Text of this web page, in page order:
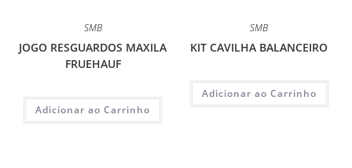
SMB
JOGO RESGUARDOS MAXILA
FRUEHAUF
Adicionar ao Carrinho
SMB
KIT CAVILHA BALANCEIRO
Adicionar ao Carrinho